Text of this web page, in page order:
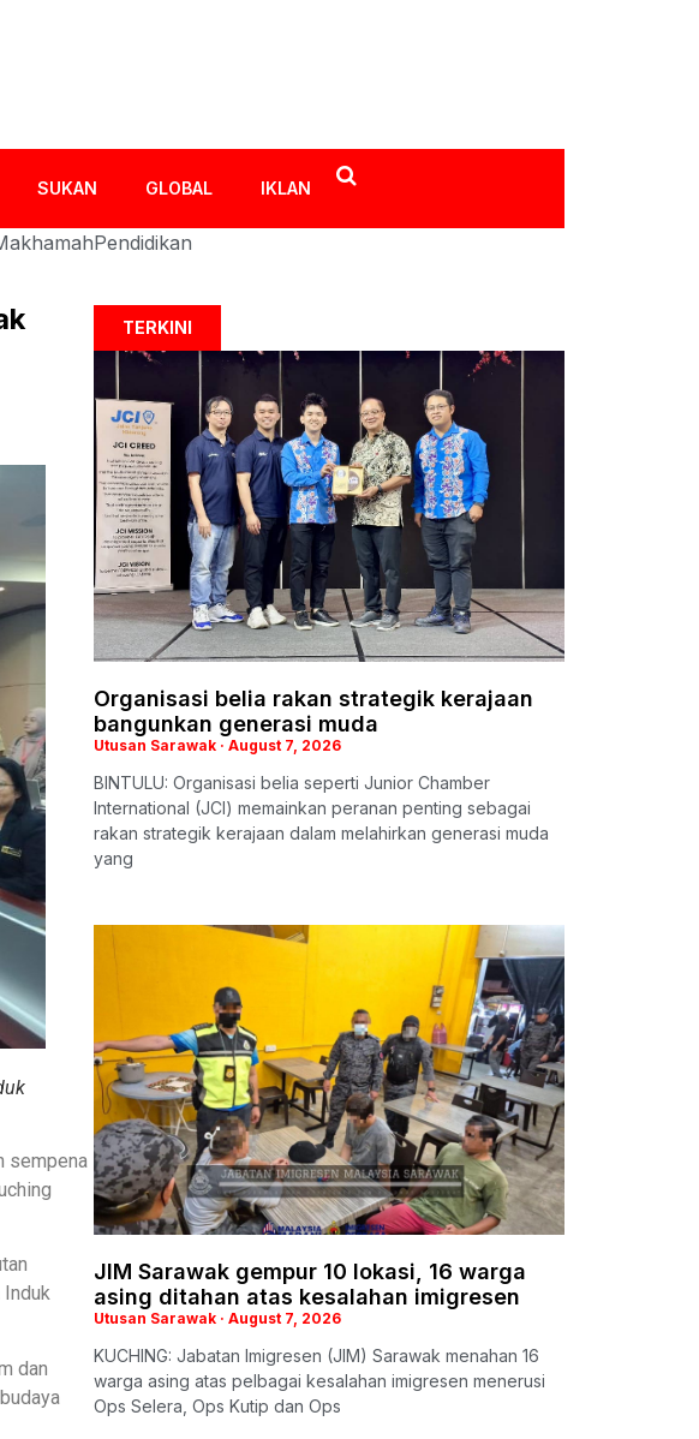
SUKAN GLOBAL IKLAN
Pendidikan
sempena
Induk
dan
TERKINI
Organisasi belia rakan strategik kerajaan
bangunkan generasi muda
Utusan Sarawak August 7, 2026
BINTULU: Organisasi belia seperti Junior Chamber
International (JCI) memainkan peranan penting sebagai
rakan strategik kerajaan dalam melahirkan generasi muda
yang
JIM Sarawak gempur 10 lokasi, 16 warga
asing ditahan atas kesalahan imigresen
Utusan Sarawak August 7, 2026
KUCHING: Jabatan Imigresen (JIM) Sarawak menahan 16
warga asing atas pelbagai kesalahan imigresen menerusi
Ops Selera, Ops Kutip dan Ops